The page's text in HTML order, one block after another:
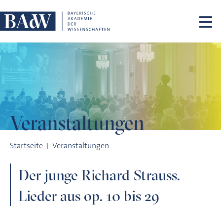
Veranstaltungen
Startseite Veranstaltungen
Der junge Richard Strauss.
Lieder aus op. 10 bis 29